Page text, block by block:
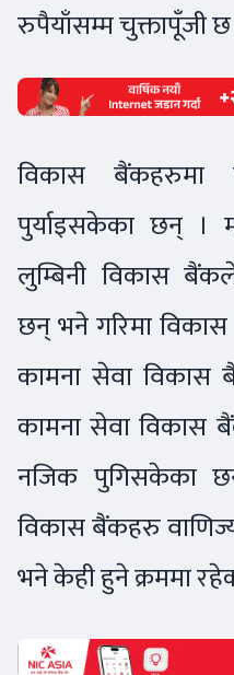
रुपैयाँसम्म चुक्तापूँजी छ
विकास बैंकहरुमा
पुर्याइसकेका छन् ।
लुम्बिनी विकास
छन् भने गरिमा
कामना सेवा
कामना सेवा विकास
नजिक पुगिसकेका
विकास बैंकहरु
भने केही हुने क्रममा